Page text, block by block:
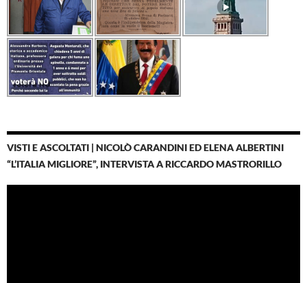
VISTI E ASCOLTATI | NICOLÒ CARANDINI ED ELENA ALBERTINI
“L’ITALIA MIGLIORE”, INTERVISTA A RICCARDO MASTRORILLO